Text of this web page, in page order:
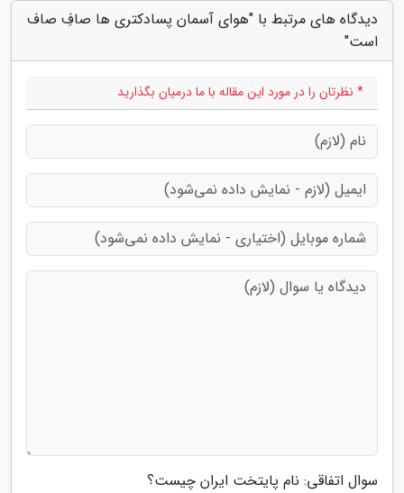
دیدگاه های مرتبط با "هوای آسمان پسادکتری ها صافِ صاف
است"
* نظرتان را در مورد این مقاله با ما درمیان بگذارید
سوال اتفاقی: نام پایتخت ایران چیست؟